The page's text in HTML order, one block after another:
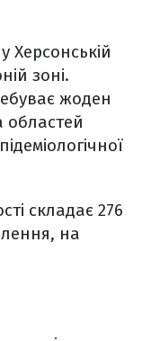
Херсонській
зоні.
жоден
областей
складає 276
на